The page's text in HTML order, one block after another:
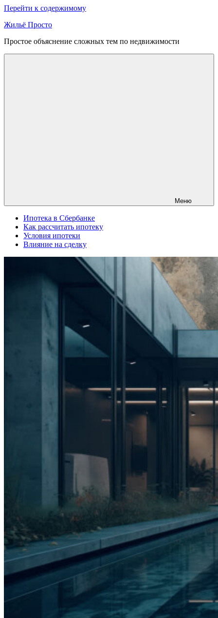
Перейти к содержимому
Жильё Просто
Простое объяснение сложных тем по недвижимости
Меню
Ипотека в Сбербанке
Как рассчитать ипотеку
Условия ипотеки
Влияние на сделку